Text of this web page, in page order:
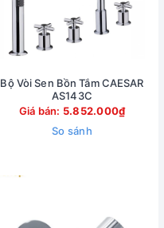
Bộ Vòi Sen Bồn Tắm CAESAR
AS143C
Giá bán: 5.852.000₫
So sánh